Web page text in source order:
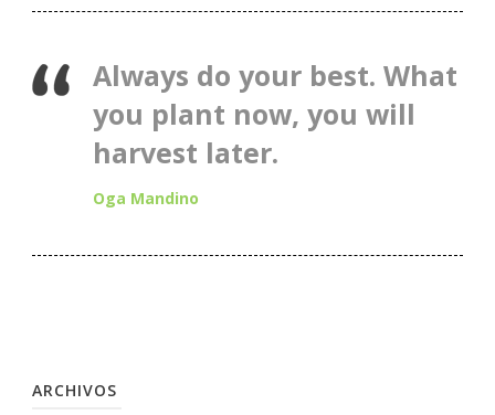
Always do your best. What
you plant now, you will
harvest later.
Oga Mandino
ARCHIVOS